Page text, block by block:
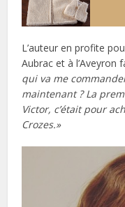
L’auteur en profite
Aubrac et à l’Aveyron
qui va me
maintenant ? La
Victor, c’était pour
Crozes.»